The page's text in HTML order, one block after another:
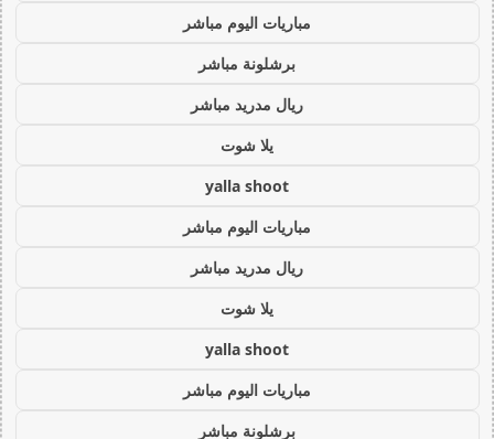
مباريات اليوم مباشر
برشلونة مباشر
ريال مدريد مباشر
يلا شوت
yalla shoot
مباريات اليوم مباشر
ريال مدريد مباشر
يلا شوت
yalla shoot
مباريات اليوم مباشر
برشلونة مباشر